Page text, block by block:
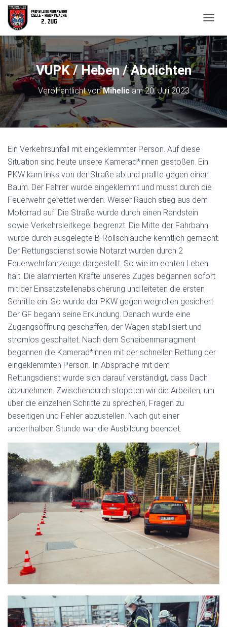
A
V
I
G
N
T
VUPK / Heben / Abdichten
Veröffentlicht vonMihelicam20. Juli 2023
Ein Verkehrsunfall mit eingeklemmter Person. Auf diese
Situation sind heute unsere Kamerad*innen gestoßen. Ein
PKW kam links von der Straße ab und prallte gegen einen
Baum. Der Fahrer wurde eingeklemmt und musst durch die
Feuerwehr gerettet werden. Weiser Rauch stieg aus dem
Motorrad auf. Die Straße wurde durch einen Randstein
sowie Verkehrsleitkegel begrenzt. Die Mitte der Fahrbahn
wurde durch ausgelegte B-Rollschläuche kenntlich gemacht.
Der Rettungsdienst sowie Notarzt wurden durch 2
Feuerwehrfahrzeuge dargestellt. So wie im echten Leben
halt. Die alarmierten Kräfte unseres Zuges begannen sofort
mit der Einsatzstellenabsicherung und leiteten die ersten
Schritte ein. So wurde der PKW gegen wegrollen gesichert.
Der GF begann seine Erkundung. Danach wurde eine
Zugangsöffnung geschaffen, der Wagen stabilisiert und
stromlos geschaltet. Nach dem Scheibenmanagment
begannen die Kamerad*innen mit der schnellen Rettung der
eingeklemmten Person. In Absprache mit dem
Rettungsdienst wurde sich darauf verständigt, dass Dach
abzunehmen. Zwischendurch stoppten wir die Arbeiten, um
über die einzelnen Schritte zu sprechen, Fragen zu
beseitigen und Fehler abzustellen. Nach gut einer
anderthalben Stunde war die Ausbildung beendet.